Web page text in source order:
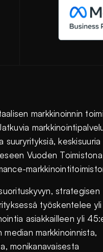
markkinoinnin
keskisuuria
Vuoden Toimistona
strategisen
työskentelee
asiakkailleen yli
markkinoinnista,
monikanavaisesta